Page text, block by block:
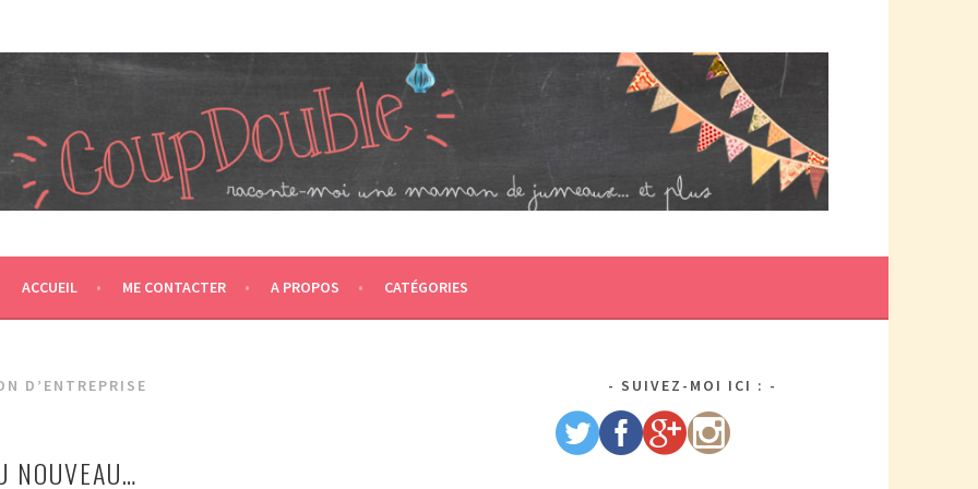
CA NOUS PROPULSE SUPER MAMAN! CA DONNE DEUX FOIS PLUS DE TRACAS, MAIS AUSSI DEUX FOIS PLUS D'AMOUR.
ACCUEIL ME CONTACTER A PROPOS CATÉGORIES
D’ENTREPRISE
NOUVEAU…
SUIVEZ-MOI ICI :